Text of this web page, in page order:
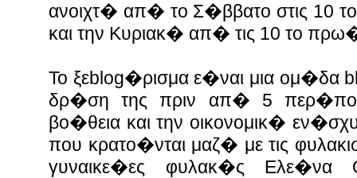
ανοιχτ� απ� το Σ�ββατο στις 10
και την Κυριακ� απ� τις 10 το
Το ξεblog�ρισμα ε�ναι μια ομ�δα
δρ�ση της πριν απ� 5
βο�θεια και την οικονομικ�
που κρατο�νται μαζ� με τις
γυναικε�ες φυλακ�ς